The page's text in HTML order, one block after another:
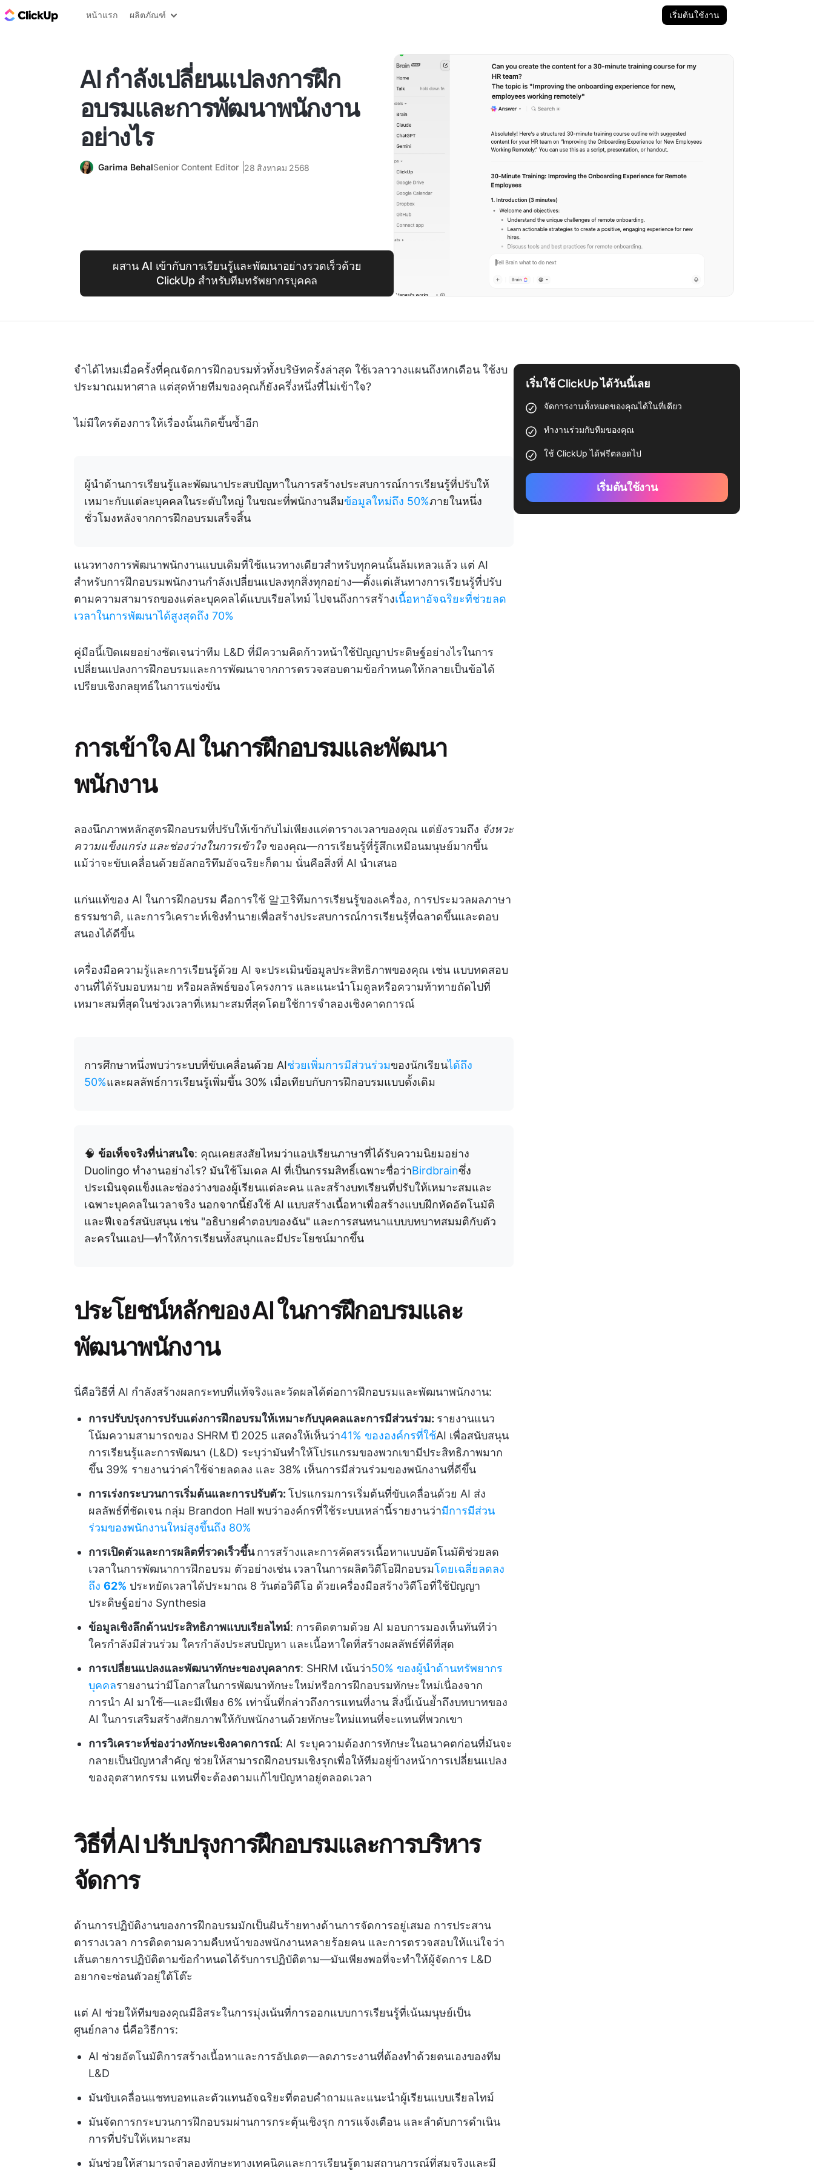
บล็อก ClickUp
หน้าแรก ผลิตภัณฑ์ เริ่มต้นใช้งาน
AI กำลังเปลี่ยนแปลงการฝึก
อบรมและการพัฒนาพนักงาน
อย่างไร
Garima BehalSenior Content Editor 28 สิงหาคม 2568
ผสาน AI เข้ากับการเรียนรู้และพัฒนาอย่างรวดเร็วด้วย
ClickUp สำหรับทีมทรัพยากรบุคคล
จำได้ไหมเมื่อครั้งที่คุณจัดการฝึกอบรมทั่วทั้งบริษัทครั้งล่าสุด ใช้เวลาวางแผนถึงหกเดือน ใช้งบ
ประมาณมหาศาล แต่สุดท้ายทีมของคุณก็ยังครึ่งหนึ่งที่ไม่เข้าใจ?
ไม่มีใครต้องการให้เรื่องนั้นเกิดขึ้นซ้ำอีก
ผู้นำด้านการเรียนรู้และพัฒนาประสบปัญหาในการสร้างประสบการณ์การเรียนรู้ที่ปรับให้
เหมาะกับแต่ละบุคคลในระดับใหญ่ ในขณะที่พนักงานลืมข้อมูลใหม่ถึง 50%ภายในหนึ่ง
ชั่วโมงหลังจากการฝึกอบรมเสร็จสิ้น
แนวทางการพัฒนาพนักงานแบบเดิมที่ใช้แนวทางเดียวสำหรับทุกคนนั้นล้มเหลวแล้ว แต่ AI
สำหรับการฝึกอบรมพนักงานกำลังเปลี่ยนแปลงทุกสิ่งทุกอย่าง—ตั้งแต่เส้นทางการเรียนรู้ที่ปรับ
ตามความสามารถของแต่ละบุคคลได้แบบเรียลไทม์ ไปจนถึงการสร้างเนื้อหาอัจฉริยะที่ช่วยลด
เวลาในการพัฒนาได้สูงสุดถึง 70%
คู่มือนี้เปิดเผยอย่างชัดเจนว่าทีม L&D ที่มีความคิดก้าวหน้าใช้ปัญญาประดิษฐ์อย่างไรในการ
เปลี่ยนแปลงการฝึกอบรมและการพัฒนาจากการตรวจสอบตามข้อกำหนดให้กลายเป็นข้อได้
เปรียบเชิงกลยุทธ์ในการแข่งขัน
การเข้าใจ AI ในการฝึกอบรมและพัฒนา
พนักงาน
ลองนึกภาพหลักสูตรฝึกอบรมที่ปรับให้เข้ากับไม่เพียงแค่ตารางเวลาของคุณ แต่ยังรวมถึง จังหวะ
ความแข็งแกร่ง และช่องว่างในการเข้าใจ ของคุณ—การเรียนรู้ที่รู้สึกเหมือนมนุษย์มากขึ้น
แม้ว่าจะขับเคลื่อนด้วยอัลกอริทึมอัจฉริยะก็ตาม นั่นคือสิ่งที่ AI นำเสนอ
แก่นแท้ของ AI ในการฝึกอบรม คือการใช้ 알고ริทึมการเรียนรู้ของเครื่อง, การประมวลผลภาษา
ธรรมชาติ, และการวิเคราะห์เชิงทำนายเพื่อสร้างประสบการณ์การเรียนรู้ที่ฉลาดขึ้นและตอบ
สนองได้ดีขึ้น
เครื่องมือความรู้และการเรียนรู้ด้วย AI จะประเมินข้อมูลประสิทธิภาพของคุณ เช่น แบบทดสอบ
งานที่ได้รับมอบหมาย หรือผลลัพธ์ของโครงการ และแนะนำโมดูลหรือความท้าทายถัดไปที่
เหมาะสมที่สุดในช่วงเวลาที่เหมาะสมที่สุดโดยใช้การจำลองเชิงคาดการณ์
การศึกษาหนึ่งพบว่าระบบที่ขับเคลื่อนด้วย AIช่วยเพิ่มการมีส่วนร่วมของนักเรียนได้ถึง
50%และผลลัพธ์การเรียนรู้เพิ่มขึ้น 30% เมื่อเทียบกับการฝึกอบรมแบบดั้งเดิม
🧠 ข้อเท็จจริงที่น่าสนใจ: คุณเคยสงสัยไหมว่าแอปเรียนภาษาที่ได้รับความนิยมอย่าง
Duolingo ทำงานอย่างไร? มันใช้โมเดล AI ที่เป็นกรรมสิทธิ์เฉพาะชื่อว่าBirdbrainซึ่ง
ประเมินจุดแข็งและช่องว่างของผู้เรียนแต่ละคน และสร้างบทเรียนที่ปรับให้เหมาะสมและ
เฉพาะบุคคลในเวลาจริง นอกจากนี้ยังใช้ AI แบบสร้างเนื้อหาเพื่อสร้างแบบฝึกหัดอัตโนมัติ
และฟีเจอร์สนับสนุน เช่น "อธิบายคำตอบของฉัน" และการสนทนาแบบบทบาทสมมติกับตัว
ละครในแอป—ทำให้การเรียนทั้งสนุกและมีประโยชน์มากขึ้น
ประโยชน์หลักของ AI ในการฝึกอบรมและ
พัฒนาพนักงาน
นี่คือวิธีที่ AI กำลังสร้างผลกระทบที่แท้จริงและวัดผลได้ต่อการฝึกอบรมและพัฒนาพนักงาน:
การปรับปรุงการปรับแต่งการฝึกอบรมให้เหมาะกับบุคคลและการมีส่วนร่วม: รายงานแนว
โน้มความสามารถของ SHRM ปี 2025 แสดงให้เห็นว่า41% ขององค์กรที่ใช้AI เพื่อสนับสนุน
การเรียนรู้และการพัฒนา (L&D) ระบุว่ามันทำให้โปรแกรมของพวกเขามีประสิทธิภาพมาก
ขึ้น 39% รายงานว่าค่าใช้จ่ายลดลง และ 38% เห็นการมีส่วนร่วมของพนักงานที่ดีขึ้น
การเร่งกระบวนการเริ่มต้นและการปรับตัว: โปรแกรมการเริ่มต้นที่ขับเคลื่อนด้วย AI ส่ง
ผลลัพธ์ที่ชัดเจน กลุ่ม Brandon Hall พบว่าองค์กรที่ใช้ระบบเหล่านี้รายงานว่ามีการมีส่วน
ร่วมของพนักงานใหม่สูงขึ้นถึง 80%
การเปิดตัวและการผลิตที่รวดเร็วขึ้นการสร้างและการคัดสรรเนื้อหาแบบอัตโนมัติช่วยลด
เวลาในการพัฒนาการฝึกอบรม ตัวอย่างเช่น เวลาในการผลิตวิดีโอฝึกอบรมโดยเฉลี่ยลดลง
ถึง 62% ประหยัดเวลาได้ประมาณ 8 วันต่อวิดีโอ ด้วยเครื่องมือสร้างวิดีโอที่ใช้ปัญญา
ประดิษฐ์อย่าง Synthesia
ข้อมูลเชิงลึกด้านประสิทธิภาพแบบเรียลไทม์: การติดตามด้วย AI มอบการมองเห็นทันทีว่า
ใครกำลังมีส่วนร่วม ใครกำลังประสบปัญหา และเนื้อหาใดที่สร้างผลลัพธ์ที่ดีที่สุด
การเปลี่ยนแปลงและพัฒนาทักษะของบุคลากร: SHRM เน้นว่า50% ของผู้นำด้านทรัพยากร
บุคคลรายงานว่ามีโอกาสในการพัฒนาทักษะใหม่หรือการฝึกอบรมทักษะใหม่เนื่องจาก
การนำ AI มาใช้—และมีเพียง 6% เท่านั้นที่กล่าวถึงการแทนที่งาน สิ่งนี้เน้นย้ำถึงบทบาทของ
AI ในการเสริมสร้างศักยภาพให้กับพนักงานด้วยทักษะใหม่แทนที่จะแทนที่พวกเขา
การวิเคราะห์ช่องว่างทักษะเชิงคาดการณ์: AI ระบุความต้องการทักษะในอนาคตก่อนที่มันจะ
กลายเป็นปัญหาสำคัญ ช่วยให้สามารถฝึกอบรมเชิงรุกเพื่อให้ทีมอยู่ข้างหน้าการเปลี่ยนแปลง
ของอุตสาหกรรม แทนที่จะต้องตามแก้ไขปัญหาอยู่ตลอดเวลา
วิธีที่ AI ปรับปรุงการฝึกอบรมและการบริหาร
จัดการ
ด้านการปฏิบัติงานของการฝึกอบรมมักเป็นฝันร้ายทางด้านการจัดการอยู่เสมอ การประสาน
ตารางเวลา การติดตามความคืบหน้าของพนักงานหลายร้อยคน และการตรวจสอบให้แน่ใจว่า
เส้นตายการปฏิบัติตามข้อกำหนดได้รับการปฏิบัติตาม—มันเพียงพอที่จะทำให้ผู้จัดการ L&D
อยากจะซ่อนตัวอยู่ใต้โต๊ะ
แต่ AI ช่วยให้ทีมของคุณมีอิสระในการมุ่งเน้นที่การออกแบบการเรียนรู้ที่เน้นมนุษย์เป็น
ศูนย์กลาง นี่คือวิธีการ:
AI ช่วยอัตโนมัติการสร้างเนื้อหาและการอัปเดต—ลดภาระงานที่ต้องทำด้วยตนเองของทีม
L&D
มันขับเคลื่อนแชทบอทและตัวแทนอัจฉริยะที่ตอบคำถามและแนะนำผู้เรียนแบบเรียลไทม์
มันจัดการกระบวนการฝึกอบรมผ่านการกระตุ้นเชิงรุก การแจ้งเตือน และลำดับการดำเนิน
การที่ปรับให้เหมาะสม
มันช่วยให้สามารถจำลองทักษะทางเทคนิคและการเรียนรู้ตามสถานการณ์ที่สมจริงและมี
เริ่มใช้ ClickUp ได้วันนี้เลย
จัดการงานทั้งหมดของคุณได้ในที่เดียว
ทำงานร่วมกับทีมของคุณ
ใช้ ClickUp ได้ฟรีตลอดไป
เริ่มต้นใช้งาน